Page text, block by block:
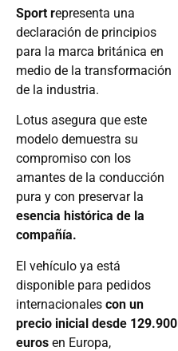
Sport representa una
declaración de principios
para la marca británica en
medio de la transformación
de la industria.
Lotus asegura que este
modelo demuestra su
compromiso con los
amantes de la conducción
pura y con preservar la
esencia histórica de la
compañía.
El vehículo ya está
disponible para pedidos
internacionales con un
precio inicial desde 129.900
euros en Europa,